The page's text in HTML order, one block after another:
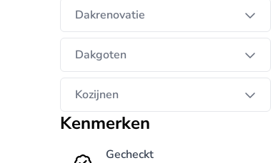
Dakrenovatie
Dakgoten
Kozijnen
Kenmerken
Gecheckt